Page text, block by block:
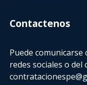
Contactenos
Puede
redes sociales o del